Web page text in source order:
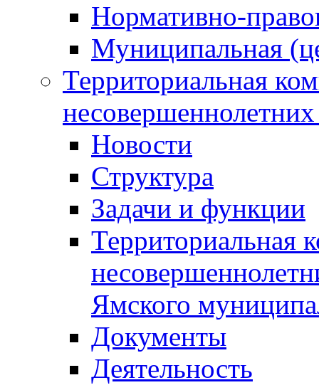
Нормативно-
Муниципальная
Территориальная
Новости
Структура
Задачи и функции
Территориальная
Ямского
Документы
Деятельность